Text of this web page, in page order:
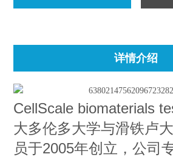
详情介绍
CellScale biomaterials
大多伦多大学与滑铁卢
员于2005年创立，公司